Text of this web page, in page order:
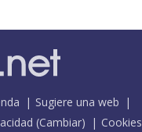
Sugiere una web
(Cambiar)
Cookies